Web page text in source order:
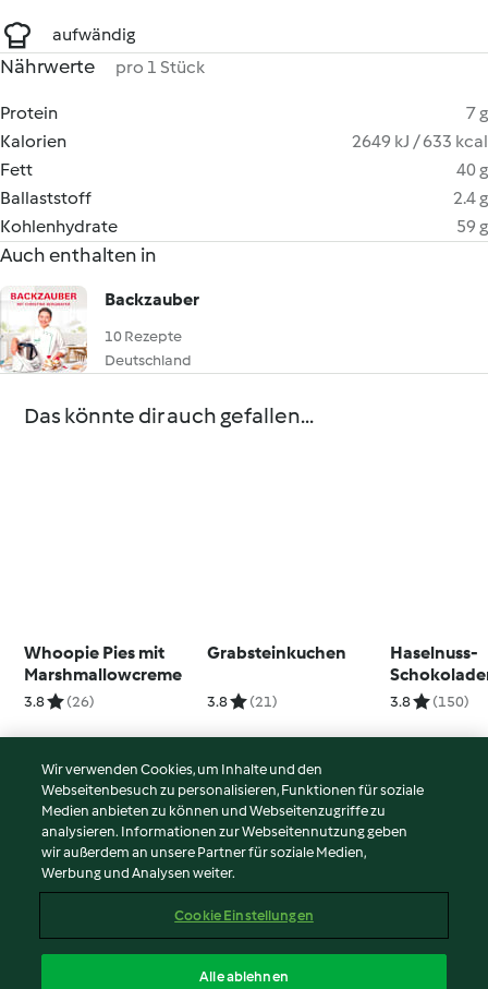
aufwändig
Nährwerte pro 1 Stück
Protein
7 g
Kalorien
2649 kJ / 633 kcal
Fett
40 g
Ballaststoff
2.4 g
Kohlenhydrate
59 g
Auch enthalten in
Backzauber
10 Rezepte
Deutschland
Das könnte dir auch gefallen...
Whoopie Pies mit
Marshmallowcreme
3.8 (26)
Grabsteinkuchen
3.8 (21)
Haselnuss-
3.8 (150)
© Copyright 2026
Nutzungsbedingungen
Datenschutzrichtlinien
Impressum
Wir verwenden Cookies, um Inhalte und den
Webseitenbesuch zu personalisieren, Funktionen für soziale
Medien anbieten zu können und Webseitenzugriffe zu
analysieren. Informationen zur Webseitennutzung geben
wir außerdem an unsere Partner für soziale Medien,
Werbung und Analysen weiter.
Cookie Einstellungen
Alle ablehnen